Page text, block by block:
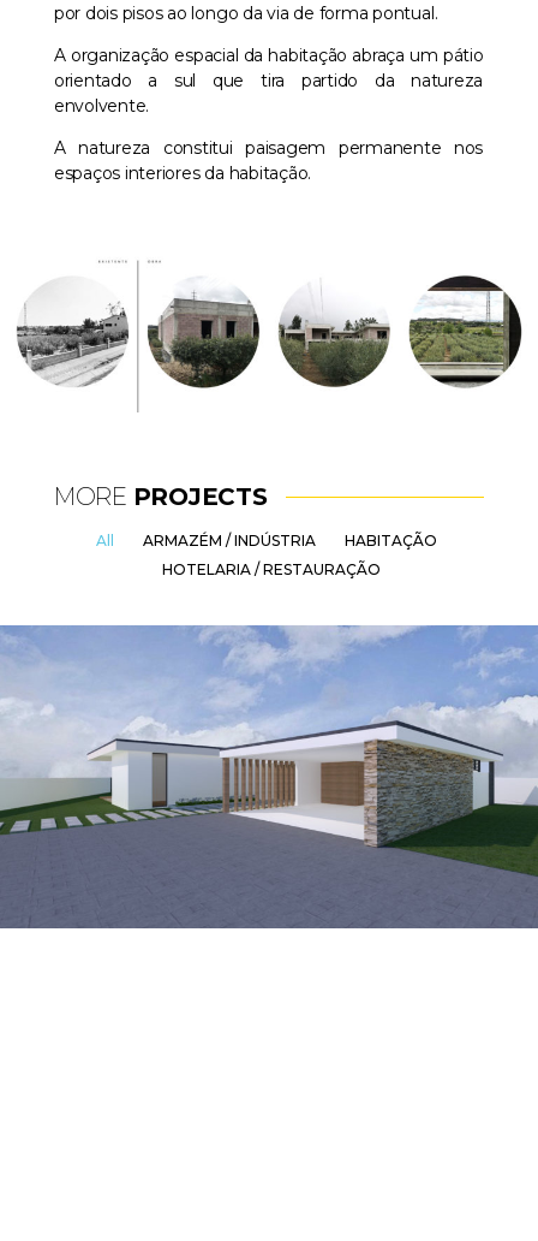
por dois pisos ao longo da via de forma pontual.
A organização espacial da habitação abraça um pátio
orientado a sul que tira partido da natureza
envolvente.
A natureza constitui paisagem permanente nos
espaços interiores da habitação.
MORE PROJECTS
All ARMAZÉM / INDÚSTRIA
HABITAÇÃO
HOTELARIA / RESTAURAÇÃO